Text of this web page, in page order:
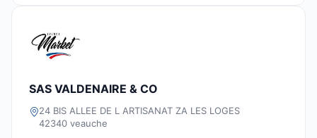
SAS VALDENAIRE & CO
24 BIS ALLEE DE L ARTISANAT ZA LES LOGES
42340 veauche